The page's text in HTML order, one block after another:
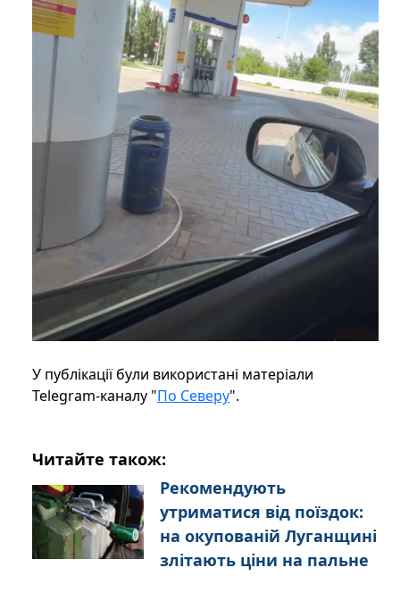
У публікації були використані матеріали
Telegram-каналу "По Северу".
Читайте також:
Рекомендують
утриматися від поїздок:
на окупованій Луганщині
злітають ціни на пальне